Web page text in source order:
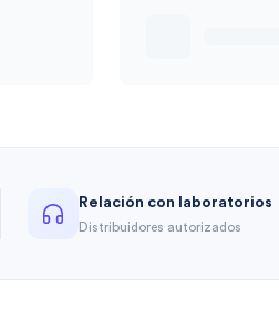
Relación con laboratorios
Distribuidores autorizados